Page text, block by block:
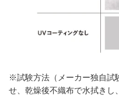
※試験方法（メーカー独自試
せ、乾燥後不織布で水拭きし